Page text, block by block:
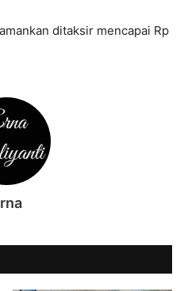
ditaksir mencapai Rp